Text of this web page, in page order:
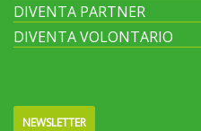
DIVENTA PARTNER
DIVENTA VOLONTARIO
NEWSLETTER